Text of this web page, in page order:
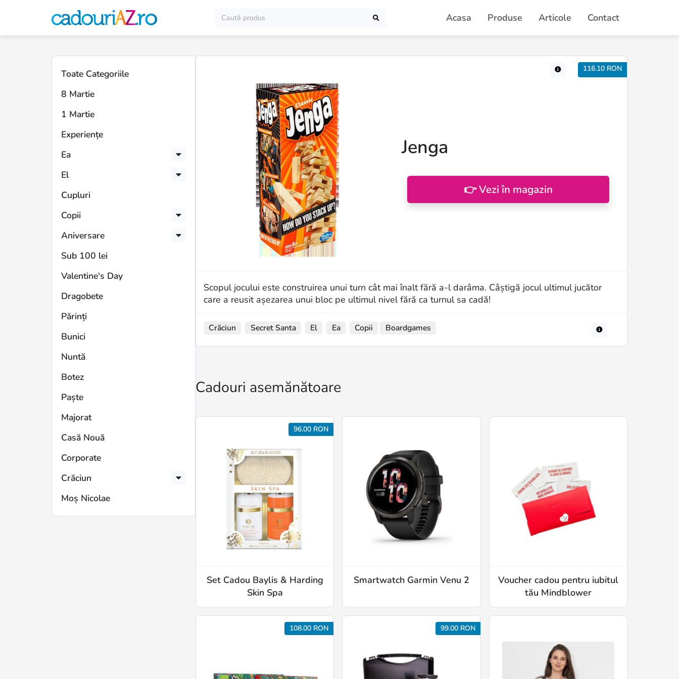
Acasa Produse Articole Contact
Toate Categoriile
8 Martie
1 Martie
Experiențe
Ea
El
Cupluri
Copii
Aniversare
Sub 100 lei
Valentine's Day
Dragobete
Părinți
Bunici
Nuntă
Botez
Paște
Majorat
Casă Nouă
Corporate
Crăciun
Moș Nicolae
116.10 RON
Jenga
👉 Vezi în magazin
Scopul jocului este construirea unui turn cât mai înalt fără a-l darâma. Câștigă jocul ultimul jucător
care a reusit așezarea unui bloc pe ultimul nivel fără ca turnul sa cadă!
Crăciun Secret Santa El Ea Copii Boardgames
Cadouri asemănătoare
96.00 RON
Set Cadou Baylis & Harding
Skin Spa
Smartwatch Garmin Venu 2
Voucher cadou pentru iubitul
tău Mindblower
108.00 RON 99.00 RON